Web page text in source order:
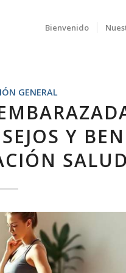
Bienvenido
GENERAL
Y